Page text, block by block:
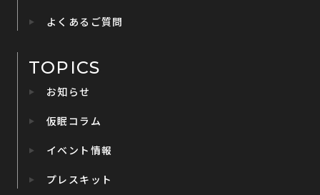
よくあるご質問
TOPICS
お知らせ
仮眠コラム
イベント情報
プレスキット